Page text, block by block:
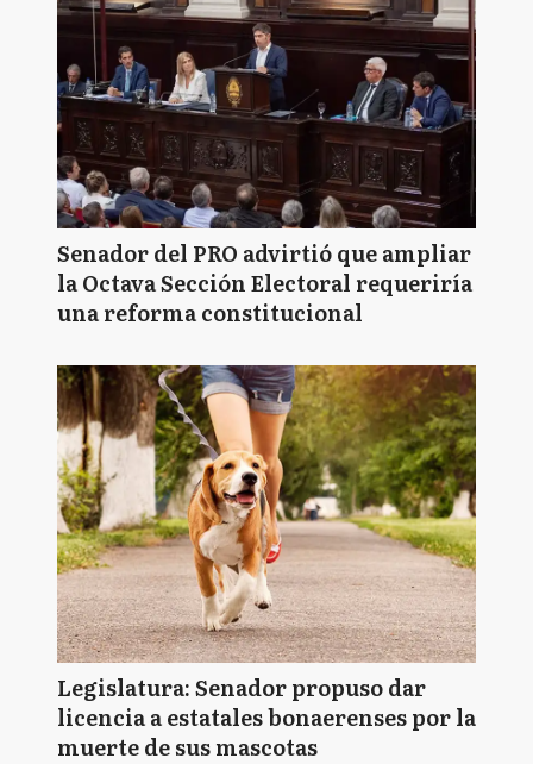
Senador del PRO advirtió que ampliar
la Octava Sección Electoral requeriría
una reforma constitucional
Legislatura: Senador propuso dar
licencia a estatales bonaerenses por la
muerte de sus mascotas